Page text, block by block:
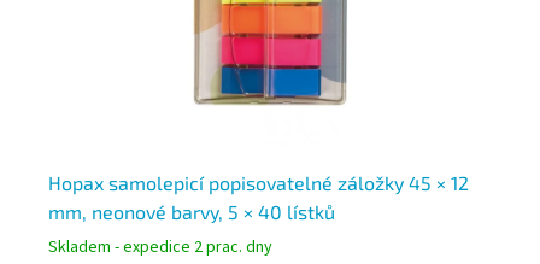
Hopax samolepicí popisovatelné záložky 45 × 12
mm, neonové barvy, 5 × 40 lístků
Skladem - expedice 2 prac. dny